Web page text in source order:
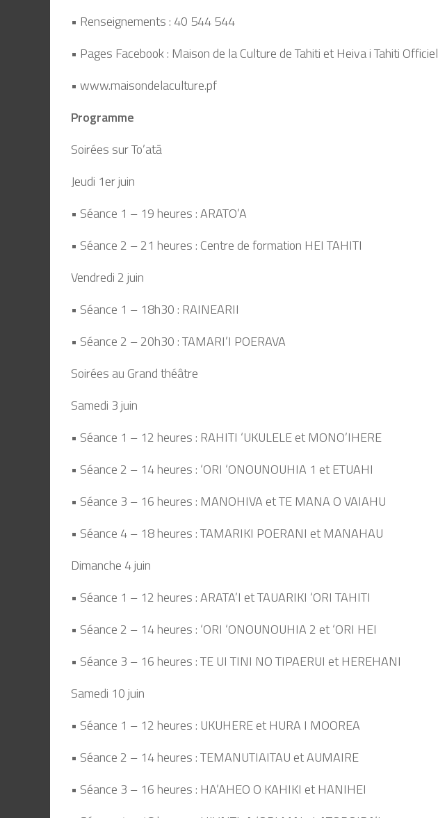
• Renseignements : 40 544 544
• Pages Facebook : Maison de la Culture de Tahiti et Heiva i Tahiti Officiel
• www.maisondelaculture.pf
Programme
Soirées sur To’atā
Jeudi 1er juin
• Séance 1 – 19 heures : ARATO’A
• Séance 2 – 21 heures : Centre de formation HEI TAHITI
Vendredi 2 juin
• Séance 1 – 18h30 : RAINEARII
• Séance 2 – 20h30 : TAMARI’I POERAVA
Soirées au Grand théâtre
Samedi 3 juin
• Séance 1 – 12 heures : RAHITI ‘UKULELE et MONO’IHERE
• Séance 2 – 14 heures : ‘ORI ‘ONOUNOUHIA 1 et ETUAHI
• Séance 3 – 16 heures : MANOHIVA et TE MANA O VAIAHU
• Séance 4 – 18 heures : TAMARIKI POERANI et MANAHAU
Dimanche 4 juin
• Séance 1 – 12 heures : ARATA’I et TAUARIKI ‘ORI TAHITI
• Séance 2 – 14 heures : ‘ORI ‘ONOUNOUHIA 2 et ‘ORI HEI
• Séance 3 – 16 heures : TE UI TINI NO TIPAERUI et HEREHANI
Samedi 10 juin
• Séance 1 – 12 heures : UKUHERE et HURA I MOOREA
• Séance 2 – 14 heures : TEMANUTIAITAU et AUMAIRE
• Séance 3 – 16 heures : HA’AHEO O KAHIKI et HANIHEI